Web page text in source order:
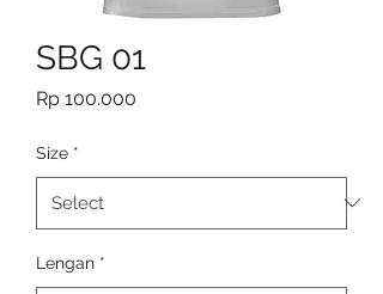
SBG 01
Rp 100.000
Size *
Lengan *